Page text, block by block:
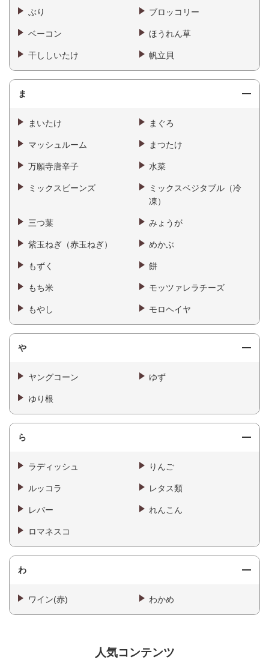
ぶり ブロッコリー
ベーコン ほうれん草
干ししいたけ 帆立貝
ま
まいたけ まぐろ
マッシュルーム まつたけ
万願寺唐辛子 水菜
ミックスビーンズ
ミックスベジタブル（冷
凍）
三つ葉 みょうが
紫玉ねぎ（赤玉ねぎ） めかぶ
もずく 餅
もち米 モッツァレラチーズ
もやし モロヘイヤ
や
ヤングコーン ゆず
ゆり根
ら
ラディッシュ りんご
ルッコラ レタス類
レバー れんこん
ロマネスコ
わ
ワイン(赤) わかめ
人気コンテンツ